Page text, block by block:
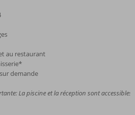
au restaurant
demande
La piscine et la réception sont